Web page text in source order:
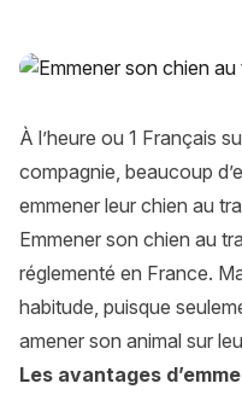
Emmener son chien au
À l’heure ou 1 Français
compagnie, beaucoup
emmener leur chien au
Emmener son chien au
réglementé en France.
habitude, puisque
amener son animal sur
Les avantages